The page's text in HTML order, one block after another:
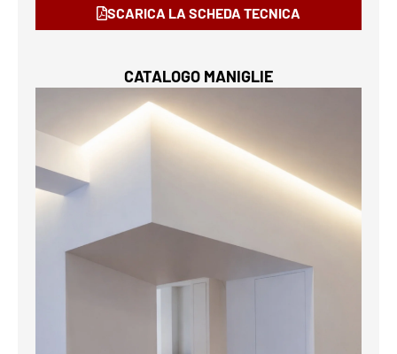
SCARICA LA SCHEDA TECNICA
CATALOGO MANIGLIE